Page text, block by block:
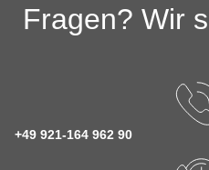
Fragen? Wir
+49 921-164 962 90